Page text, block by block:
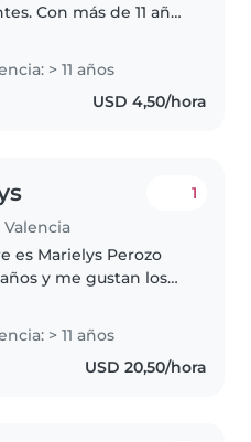
Con más de 11 años
creativas
música o
con la tarea y..
> 11 años
USD 4,50/hora
1
es Marielys Perozo
y me gustan los
soy una mujer
cabeza de hogar
> 11 años
USD 20,50/hora